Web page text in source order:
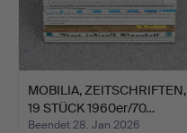
MOBILIA, ZEITSCHRIFTEN,
19 STÜCK 1960er/70…
Beendet 28. Jan 2026